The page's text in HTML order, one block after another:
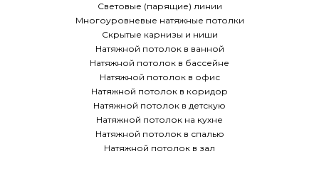
Световые (парящие) линии
Многоуровневые натяжные потолки
Скрытые карнизы и ниши
Натяжной потолок в ванной
Натяжной потолок в бассейне
Натяжной потолок в офис
Натяжной потолок в коридор
Натяжной потолок в детскую
Натяжной потолок на кухне
Натяжной потолок в спалью
Натяжной потолок в зал